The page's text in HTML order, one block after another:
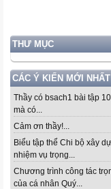
THƯ MỤC
CÁC Ý KIẾN MỚI NHẤT
Thầy có bsach1 bài tập
mà có...
Cảm ơn thầy!...
Biểu tập thể Chi bộ xây
nhiệm vụ trọng...
Chương trình công tác
của cá nhân Quý...